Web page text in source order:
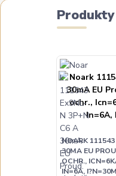
NOARK
30MA EU
OCHR.,
IN=6A,